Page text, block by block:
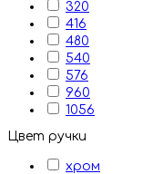
320
416
480
540
576
960
1056
Цвет ручки
хром